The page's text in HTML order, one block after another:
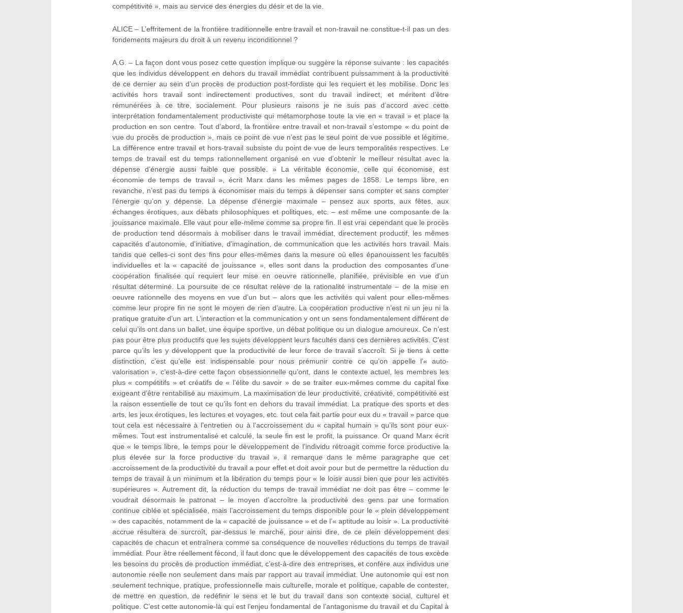
compétitivité », mais au service des énergies du désir et de la vie.
ALICE – L’effritement de la frontière traditionnelle entre travail et non-travail ne constitue-t-il pas un des
fondements majeurs du droit à un revenu inconditionnel ?
A.G. – La façon dont vous posez cette question implique ou suggère la réponse suivante : les capacités
que les individus développent en dehors du travail immédiat contribuent puissamment à la productivité
de ce dernier au sein d’un procès de production post-fordiste qui les requiert et les mobilise. Donc les
activités hors travail sont indirectement productives, sont du travail indirect, et méritent d’être
rémunérées à ce titre, socialement. Pour plusieurs raisons je ne suis pas d’accord avec cette
interprétation fondamentalement productiviste qui métamorphose toute la vie en « travail » et place la
production en son centre. Tout d’abord, la frontière entre travail et non-travail s’estompe « du point de
vue du procès de production », mais ce point de vue n’est pas le seul point de vue possible et légitime.
La différence entre travail et hors-travail subsiste du point de vue de leurs temporalités respectives. Le
temps de travail est du temps rationnellement organisé en vue d’obtenir le meilleur résultat avec la
dépense d’énergie aussi faible que possible. » La véritable économie, celle qui économise, est
économie de temps de travail », écrit Marx dans les mêmes pages de 1858. Le temps libre, en
revanche, n’est pas du temps à économiser mais du temps à dépenser sans compter et sans compter
l’énergie qu’on y dépense. La dépense d’énergie maximale – pensez aux sports, aux fêtes, aux
échanges érotiques, aux débats philosophiques et politiques, etc. – est même une composante de la
jouissance maximale. Elle vaut pour elle-même comme sa propre fin. Il est vrai cependant que le procès
de production tend désormais à mobiliser dans le travail immédiat, directement productif, les mêmes
capacités d’autonomie, d’initiative, d’imagination, de communication que les activités hors travail. Mais
tandis que celles-ci sont des fins pour elles-mêmes dans la mesure où elles épanouissent les facultés
individuelles et la « capacité de jouissance », elles sont dans la production des composantes d’une
coopération finalisée qui requiert leur mise en oeuvre rationnelle, planifiée, prévisible en vue d’un
résultat déterminé. La poursuite de ce résultat relève de la rationalité instrumentale – de la mise en
oeuvre rationnelle des moyens en vue d’un but – alors que les activités qui valent pour elles-mêmes
comme leur propre fin ne sont le moyen de rien d’autre. La coopération productive n’est ni un jeu ni la
pratique gratuite d’un art. L’interaction et la communication y ont un sens fondamentalement différent de
celui qu’ils ont dans un ballet, une équipe sportive, un débat politique ou un dialogue amoureux. Ce n’est
pas pour être plus productifs que les sujets développent leurs facultés dans ces dernières activités. C’est
parce qu’ils les y développent que la productivité de leur force de travail s’accroît. Si je tiens à cette
distinction, c’est qu’elle est indispensable pour nous prémunir contre ce qu’on appelle l’« auto-
valorisation », c’est-à-dire cette façon obsessionnelle qu’ont, dans le contexte actuel, les membres les
plus « compétitifs » et créatifs de « l’élite du savoir » de se traiter eux-mêmes comme du capital fixe
exigeant d’être rentabilisé au maximum. La maximisation de leur productivité, créativité, compétitivité est
la raison essentielle de tout ce qu’ils font en dehors du travail immédiat. La pratique des sports et des
arts, les jeux érotiques, les lectures et voyages, etc. tout cela fait partie pour eux du « travail » parce que
tout cela est nécessaire à l’entretien ou à l’accroissement du « capital humain » qu’ils sont pour eux-
mêmes. Tout est instrumentalisé et calculé, la seule fin est le profit, la puissance. Or quand Marx écrit
que « le temps libre, le temps pour le développement de l’individu rétroagit comme force productive la
plus élevée sur la force productive du travail », il remarque dans le même paragraphe que cet
accroissement de la productivité du travail a pour effet et doit avoir pour but de permettre la réduction du
temps de travail à un minimum et la libération du temps pour « le loisir aussi bien que pour les activités
supérieures ». Autrement dit, la réduction du temps de travail immédiat ne doit pas être – comme le
voudrait désormais le patronat – le moyen d’accroître la productivité des gens par une formation
continue ciblée et spécialisée, mais l’accroissement du temps disponible pour le « plein développement
» des capacités, notamment de la « capacité de jouissance » et de l’« aptitude au loisir ». La productivité
accrue résultera de surcroît, par-dessus le marché, pour ainsi dire, de ce plein développement des
capacités de chacun et entraînera comme sa conséquence de nouvelles réductions du temps de travail
immédiat. Pour être réellement fécond, il faut donc que le développement des capacités de tous excède
les besoins du procès de production immédiat, c’est-à-dire des entreprises, et confère aux individus une
autonomie réelle non seulement dans mais par rapport au travail immédiat. Une autonomie qui est non
seulement technique, pratique, professionnelle mais culturelle, morale et politique, capable de contester,
de mettre en question, de redéfinir le sens et le but du travail dans son contexte social, culturel et
politique. C’est cette autonomie-là qui est l’enjeu fondamental de l’antagonisme du travail et du Capital à